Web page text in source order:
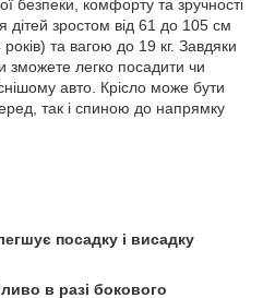
безпеки, комфорту та зручності
дітей зростом від 61 до 105 см
та вагою до 19 кг. Завдяки
зможете легко посадити чи
авто. Крісло може бути
так і спиною до напрямку
посадку і висадку
в разі бокового